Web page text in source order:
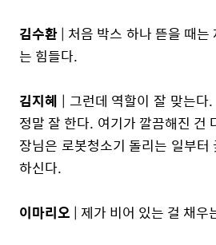
김수환| 처음 박스 하나 뜯을 때는
는 힘들다.
김지혜 | 그런데 역할이 잘 맞는다
정말 잘 한다. 여기가 깔끔해진 건
장님은 로봇청소기 돌리는 일부
하신다.
이마리오 | 제가 비어 있는 걸 채우